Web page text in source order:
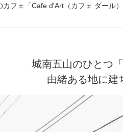
カフェ「Cafe d'Art（カフェ ダール
城南五山のひとつ「
由緒ある地に建